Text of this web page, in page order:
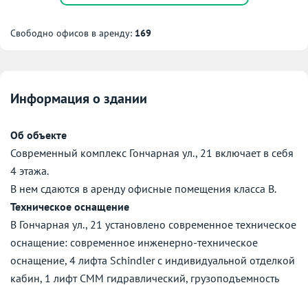
Свободно офисов в аренду: 169
Информация о здании
Об объекте
Современный комплекс Гончарная ул., 21 включает в себя
4 этажа.
В нем сдаются в аренду офисные помещения класса B.
Техническое оснащение
В Гончарная ул., 21 установлено современное техническое
оснащение: современное инженерно-техническое
оснащение, 4 лифта Schindler с индивидуальной отделкой
кабин, 1 лифт CMM гидравлический, грузоподъемность